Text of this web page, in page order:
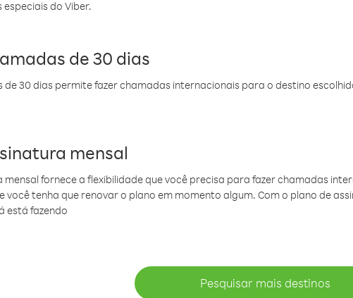
do Viber.
de 30 dias
de 30 dias permite fazer chamadas internacionais para o destino
mensal
mensal fornece a flexibilidade que você precisa para fazer chamadas
você tenha que renovar o plano em momento algum. Com o plano de
está fazendo
Pesquisar mais destinos